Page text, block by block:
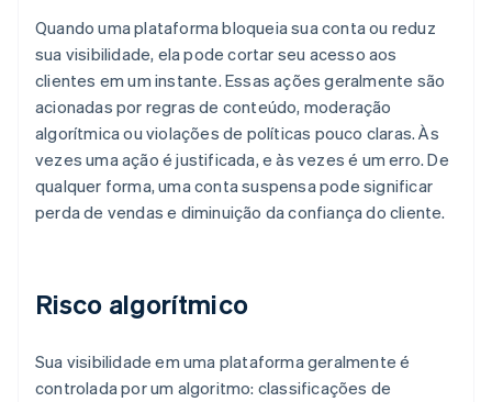
Quando uma plataforma bloqueia sua conta ou reduz
sua visibilidade, ela pode cortar seu acesso aos
clientes em um instante. Essas ações geralmente são
acionadas por regras de conteúdo, moderação
algorítmica ou violações de políticas pouco claras. Às
vezes uma ação é justificada, e às vezes é um erro. De
qualquer forma, uma conta suspensa pode significar
perda de vendas e diminuição da confiança do cliente.
Risco algorítmico
Sua visibilidade em uma plataforma geralmente é
controlada por um algoritmo: classificações de